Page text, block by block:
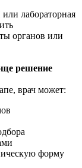
лабораторная
органов или
решение
врач может:
форму